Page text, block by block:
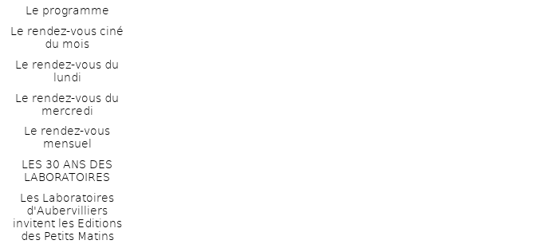
Le programme
Le rendez-vous ciné
du mois
Le rendez-vous du
lundi
Le rendez-vous du
mercredi
Le rendez-vous
mensuel
LES 30 ANS DES
LABORATOIRES
Les Laboratoires
d'Aubervilliers
invitent les Editions
des Petits Matins